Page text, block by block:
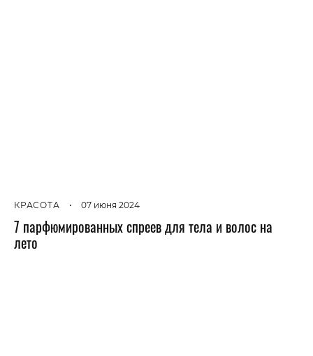
КРАСОТА • 07 июня 2024
7 парфюмированных спреев для тела и волос на
лето